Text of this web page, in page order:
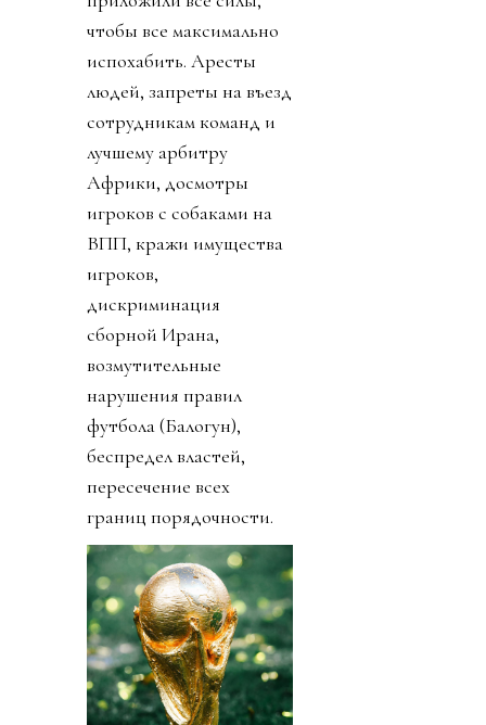
чтобы все максимально
испохабить. Аресты
людей, запреты на въезд
сотрудникам команд и
лучшему арбитру
Африки, досмотры
игроков с собаками на
ВПП, кражи имущества
игроков,
дискриминация
сборной Ирана,
возмутительные
нарушения правил
футбола (Балогун),
беспредел властей,
пересечение всех
границ порядочности.